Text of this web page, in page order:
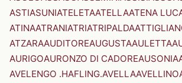
ASTIASUNIATELETAATELLAATENA
ATINAATRANIATRIATRIPALDA
ATZARAAUDITOREAUGUSTAAULETTA
AURIGOAURONZO DI CADOREAUSONIA
AVELENGO .HAFLING.AVELLAAVELLINO